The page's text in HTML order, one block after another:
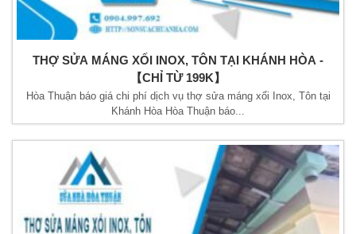
THỢ SỬA MÁNG XỐI INOX, TÔN TẠI KHÁNH HÒA -
【CHỈ TỪ 199K】
Hòa Thuận báo giá chi phí dịch vụ thợ sửa máng xối Inox, Tôn tại
Khánh Hòa Hòa Thuận báo...